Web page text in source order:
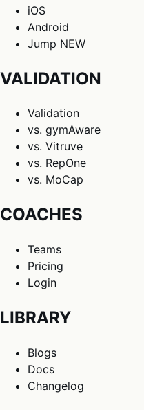
iOS
Android
Jump NEW
VALIDATION
Validation
vs. gymAware
vs. Vitruve
vs. RepOne
vs. MoCap
COACHES
Teams
Pricing
Login
LIBRARY
Blogs
Docs
Changelog